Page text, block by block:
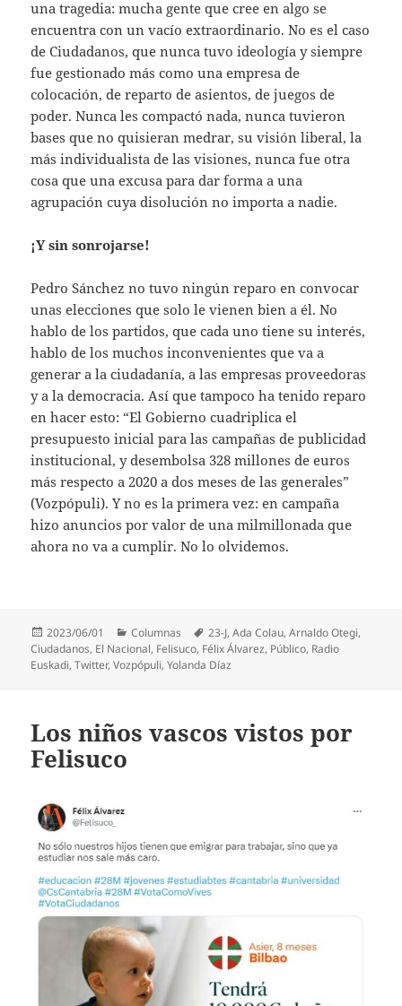
una tragedia: mucha gente que cree en algo se
encuentra con un vacío extraordinario. No es el caso
de Ciudadanos, que nunca tuvo ideología y siempre
fue gestionado más como una empresa de
colocación, de reparto de asientos, de juegos de
poder. Nunca les compactó nada, nunca tuvieron
bases que no quisieran medrar, su visión liberal, la
más individualista de las visiones, nunca fue otra
cosa que una excusa para dar forma a una
agrupación cuya disolución no importa a nadie.
¡Y sin sonrojarse!
Pedro Sánchez no tuvo ningún reparo en convocar
unas elecciones que solo le vienen bien a él. No
hablo de los partidos, que cada uno tiene su interés,
hablo de los muchos inconvenientes que va a
generar a la ciudadanía, a las empresas proveedoras
y a la democracia. Así que tampoco ha tenido reparo
en hacer esto: “El Gobierno cuadriplica el
presupuesto inicial para las campañas de publicidad
institucional, y desembolsa 328 millones de euros
más respecto a 2020 a dos meses de las generales”
(Vozpópuli). Y no es la primera vez: en campaña
hizo anuncios por valor de una milmillonada que
ahora no va a cumplir. No lo olvidemos.
Publicado
el
2023/06/01 Categorías
Columnas Etiquetas
23-J,Ada Colau,Arnaldo Otegi,
Ciudadanos, El Nacional, Felisuco, Félix Álvarez, Público, Radio
Euskadi,Twitter,Vozpópuli,Yolanda Díaz
Los niños vascos vistos por
Felisuco